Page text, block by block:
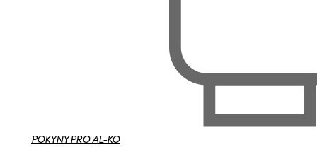
POKYNY PRO AL-KO